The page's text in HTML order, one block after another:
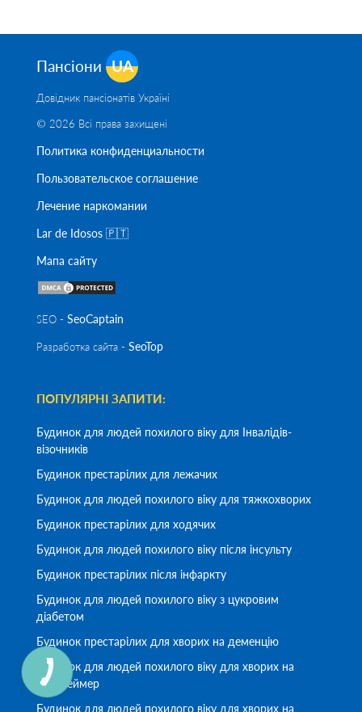
Пансіони UA
Довідник пансіонатів Україні
© 2026 Всі права захищені
Политика конфиденциальности
Пользовательское соглашение
Лечение наркомании
Lar de Idosos 🇵🇹
Мапа сайту
SEO - SeoСaptain
Разработка сайта - SeoTop
ПОПУЛЯРНІ ЗАПИТИ:
Будинок для людей похилого віку для Інвалідів-
візочників
Будинок престарілих для лежачих
Будинок для людей похилого віку для тяжкохворих
Будинок престарілих для ходячих
Будинок для людей похилого віку після інсульту
Будинок престарілих після інфаркту
Будинок для людей похилого віку з цукровим
діабетом
Будинок престарілих для хворих на деменцію
Будинок для людей похилого віку для хворих на
Альцгеймер
Будинок для людей похилого віку для хворих на